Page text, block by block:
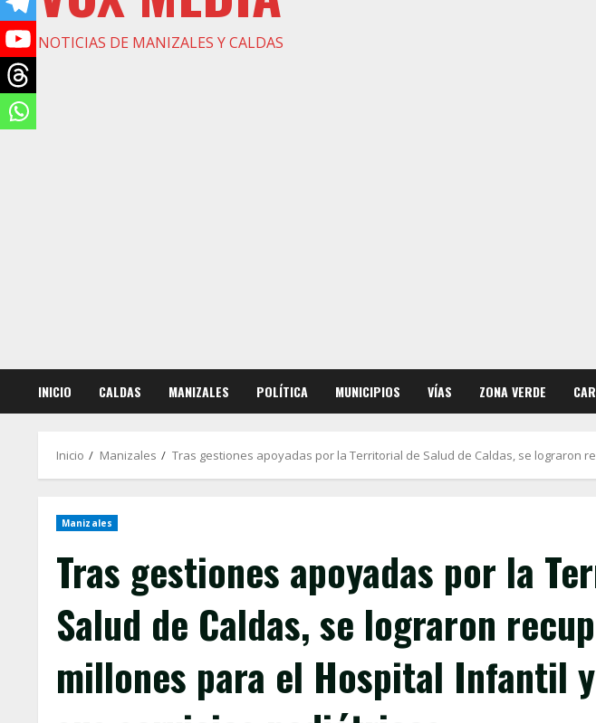
NOTICIAS DE MANIZALES Y CALDAS
INICIO CALDAS MANIZALES POLÍTICA MUNICIPIOS VÍAS ZONA VERDE
Inicio Manizales Tras gestiones apoyadas por la Territorial de Salud de Caldas, se lograron
Manizales
Tras gestiones apoyadas por la
Salud de Caldas, se lograron
millones para el Hospital Infantil